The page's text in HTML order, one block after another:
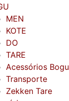
MEN
KOTE
DO
TARE
Acessórios Bogu
Transporte
Zekken Tare